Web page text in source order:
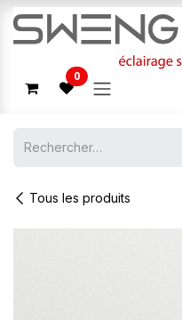
Se rendre au contenu
0
Tous les produits